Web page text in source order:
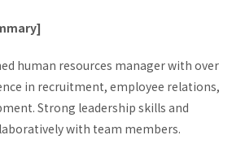
human resources manager with over
in recruitment, employee relations,
Strong leadership skills and
with team members.